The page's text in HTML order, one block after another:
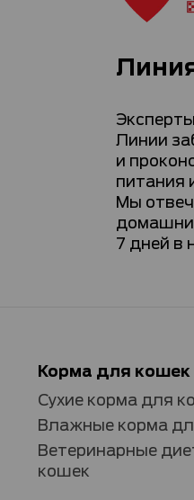
Линии
и
питания
Мы
7 дней в
Корма для кошек
Сухие корма для
Влажные корма
Ветеринарные
кошек